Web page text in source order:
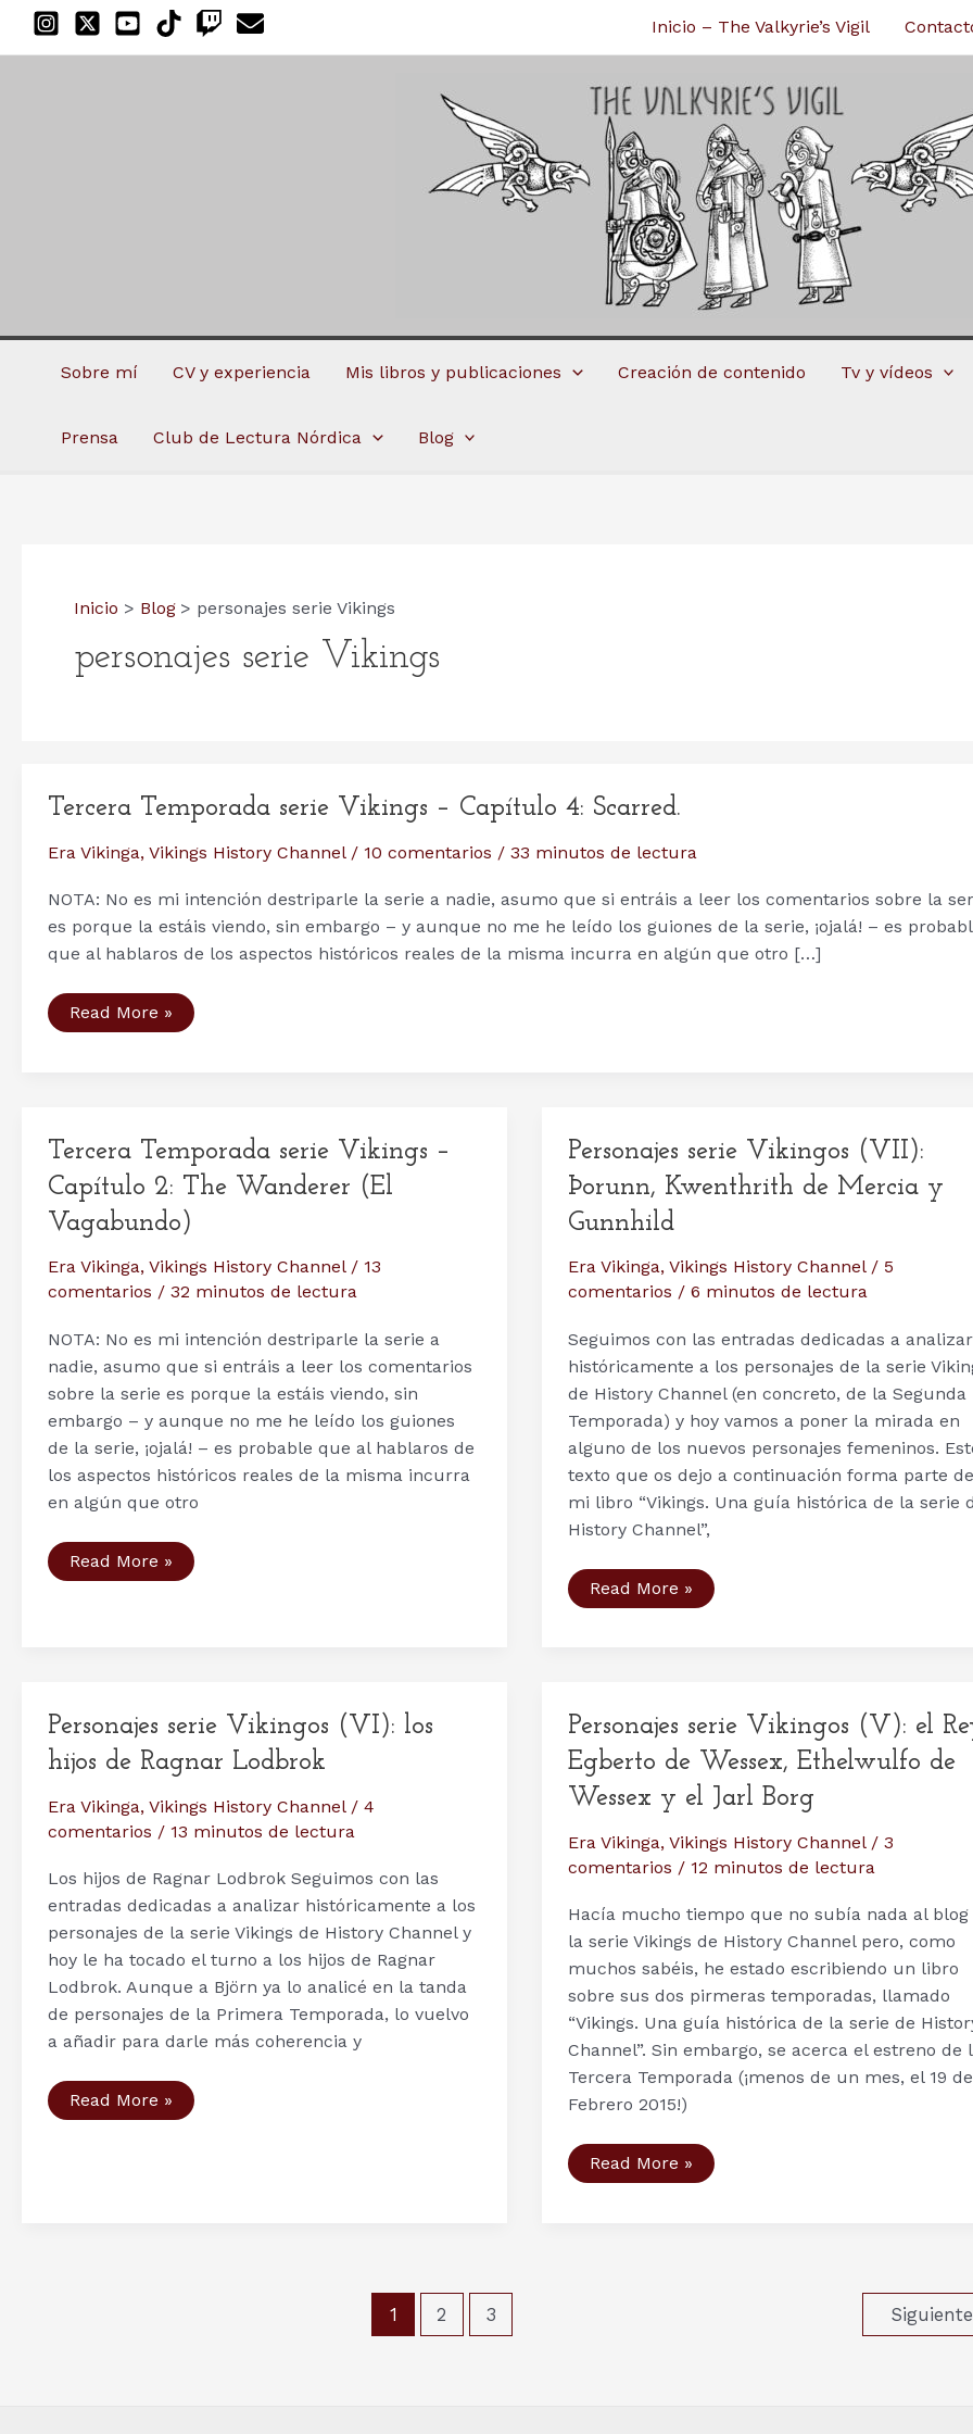
Inicio – The Valkyrie’s Vigil
Sobre mí CV y experiencia Mis libros y publicaciones Creación de contenido Tv y vídeos
Prensa Club de Lectura Nórdica Blog
Inicio Blog personajes serie Vikings
personajes serie Vikings
Tercera Temporada serie Vikings – Capítulo 4: Scarred.
Era Vikinga, Vikings History Channel/ 10 comentarios / 33 minutos de lectura
NOTA: No es mi intención destriparle la serie a nadie, asumo que si entráis a leer los comentarios sobre la
es porque la estáis viendo, sin embargo – y aunque no me he leído los guiones de la serie, ¡ojalá! – es
que al hablaros de los aspectos históricos reales de la misma incurra en algún que otro […]
Tercera
Temporada
Read More »
Tercera Temporada serie Vikings –
Capítulo 2: The Wanderer (El
Vagabundo)
Era Vikinga, Vikings History Channel/ 13
comentarios / 32 minutos de lectura
NOTA: No es mi intención destriparle la serie a
nadie, asumo que si entráis a leer los comentarios
sobre la serie es porque la estáis viendo, sin
embargo – y aunque no me he leído los guiones
de la serie, ¡ojalá! – es probable que al hablaros de
los aspectos históricos reales de la misma incurra
en algún que otro
Tercera
Temporada
Vagabundo)
Read More »
Personajes serie Vikingos (VII):
Þorunn, Kwenthrith de Mercia y
Gunnhild
Era Vikinga, Vikings History Channel/ 5
comentarios / 6 minutos de lectura
Seguimos con las entradas dedicadas a analizar
históricamente a los personajes de la serie
de History Channel (en concreto, de la Segunda
Temporada) y hoy vamos a poner la mirada en
alguno de los nuevos personajes femeninos.
texto que os dejo a continuación forma parte de
mi libro “Vikings. Una guía histórica de la serie
History Channel”,
Personajes
serie
y
Gunnhild
Read More »
Personajes serie Vikingos (VI): los
hijos de Ragnar Lodbrok
Era Vikinga, Vikings History Channel/ 4
comentarios / 13 minutos de lectura
Los hijos de Ragnar Lodbrok Seguimos con las
entradas dedicadas a analizar históricamente a los
personajes de la serie Vikings de History Channel y
hoy le ha tocado el turno a los hijos de Ragnar
Lodbrok. Aunque a Björn ya lo analicé en la tanda
de personajes de la Primera Temporada, lo vuelvo
a añadir para darle más coherencia y
Personajes
serie
Read More »
Personajes serie Vikingos (V): el
Egberto de Wessex, Ethelwulfo de
Wessex y el Jarl Borg
Era Vikinga, Vikings History Channel/ 3
comentarios / 12 minutos de lectura
Hacía mucho tiempo que no subía nada al blog
la serie Vikings de History Channel pero, como
muchos sabéis, he estado escribiendo un libro
sobre sus dos pirmeras temporadas, llamado
“Vikings. Una guía histórica de la serie de
Channel”. Sin embargo, se acerca el estreno de
Tercera Temporada (¡menos de un mes, el 19 de
Febrero 2015!)
Personajes
serie
Read More »
1 2 3 Siguiente